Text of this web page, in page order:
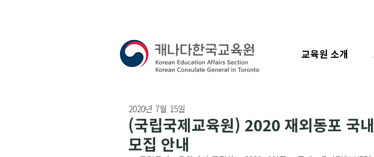
(국립국제교육원) 2020 재외동포 국
모집 안내
2020년 7월 15일
교육원 소개